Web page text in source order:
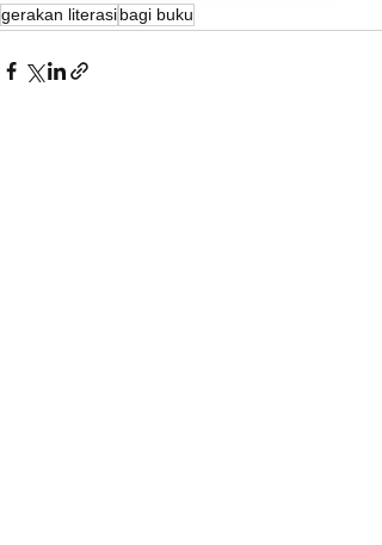
gerakan literasibagi buku